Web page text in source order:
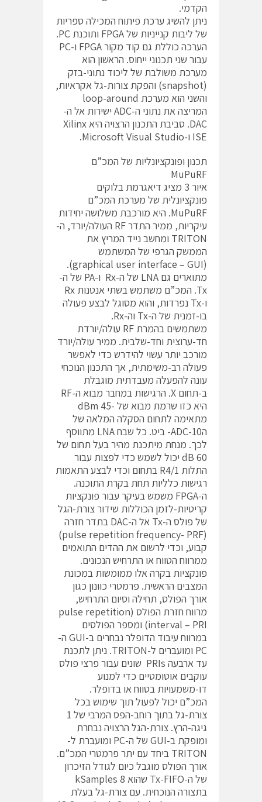
הקדמי.
ניתן להשיג ערכת פיתוח המכילה ספריות
של ליבות קנייניות של FPGA ותוכנת PC.
הערכה כוללת גם קוד מקור FPGA ו-PC
עבור שני תכנוני ייחוס. הראשון הוא
מערכת משולבת של ליכוד נתוני-בזק
(snapshot) והפקת צורות-גל אקראיות,
והשני הוא מערכת loop-around
המריצה את נתוני ה-ADC ישירות אל ה-
DAC. סביבת התכנון הרצויה היא Xilinx
ISE ו-Microsoft Visual Studio.
תכנון ופונקציונליות של המכ”ם
MuPuRF
איור 3 מציג דיאגרמת בלוקים
פונקציונלית של מערכת המכ”ם
MuPuRF. היא מורכבת משלושה יחידות
עיקריות, ממיר התדר RF העולה/יורד, ה-
TRITON ומחשב נייד המריץ את
הממשק הגרפי של המשתמש
(graphical user interface – GUI).
מתוארים גם LNA של ה-Rx ו-PA של ה-
ו-Tx נפרדות, והוא מסוגל לבצע פעולה
בו-זמנית של ה-Tx וה-Rx.
משתמשים בהמרת RF עולה/יורדת
חד-ערוצית וחד-שלבית. ממיר עולה/יורד
מורכב יותר עשוי להידרש כדי לאפשר
פעולה רב-משימתית, אך התכנון הנוכחי
עונה להפעלה מעבדתית מוגבלת
ב-תחום X. הרגישות במחבר מבוא ה-RF
היא כזו שרמת מבוא של -45 dBm
מתאימה לתחום הסקלה המלאה של
הADC-10- ביט. כל שבח LNA מתווסף
לכך. מנחת מיתכנת מהיר בעל תחום של
60 dB יכול לשמש כדי לפצות עבור
התלות 1/R4 בתחום וכדי לבצע התאמות
רגישות כלליות תחת בקרת התוכנה.
ה-FPGA משמש בעיקר עבור פונקציות
קריטיות-לזמן הכוללות שידור צורת-הגל
של פולס ה-Tx אל ה-DAC בתדר חזרה
(pulse repetition frequency- PRF)
קבוע, וכדי לרשום את ההדים התואמים
ממרווח הטווח או התרחיש הנכונים.
פונקציות בקרה אלו ממומשות במכונת
המצבים הראשית. פרמטרי כוונון כגון
אורך הפולס, תחילה וסיום התרחיש,
מרווח חזרת הפולס (pulse repetition
interval – PRI) ומספר הפולסים
במרווח עיבוד הדופלר נבחרים ב-GUI ה-
PC ומועברים ל-TRITON. ניתן לתכנת
עד ארבעה PRIs שונים עבור פרצי פולס
עוקבים אוטומטיים כדי למנוע
דו-משמעויות בטווח או בדופלר.
המכ”ם יכול לפעול תוך שימוש בכל
צורת-גל בתוך רוחב-הפס המרבי של 1
גיגה-הרץ. צורת-הגל הרצויה נבחרת
ומופקת ב-GUI של ה-PC ומועברת ל-
TRITON ביחד עם יתר פרמטרי המכ”ם.
אורך הפולס מוגבל כיום לגודל הזיכרון
של ה-Tx-FIFO שהוא 8 kSamples
בתצורה הנוכחית. עם צורת-גל בעלת